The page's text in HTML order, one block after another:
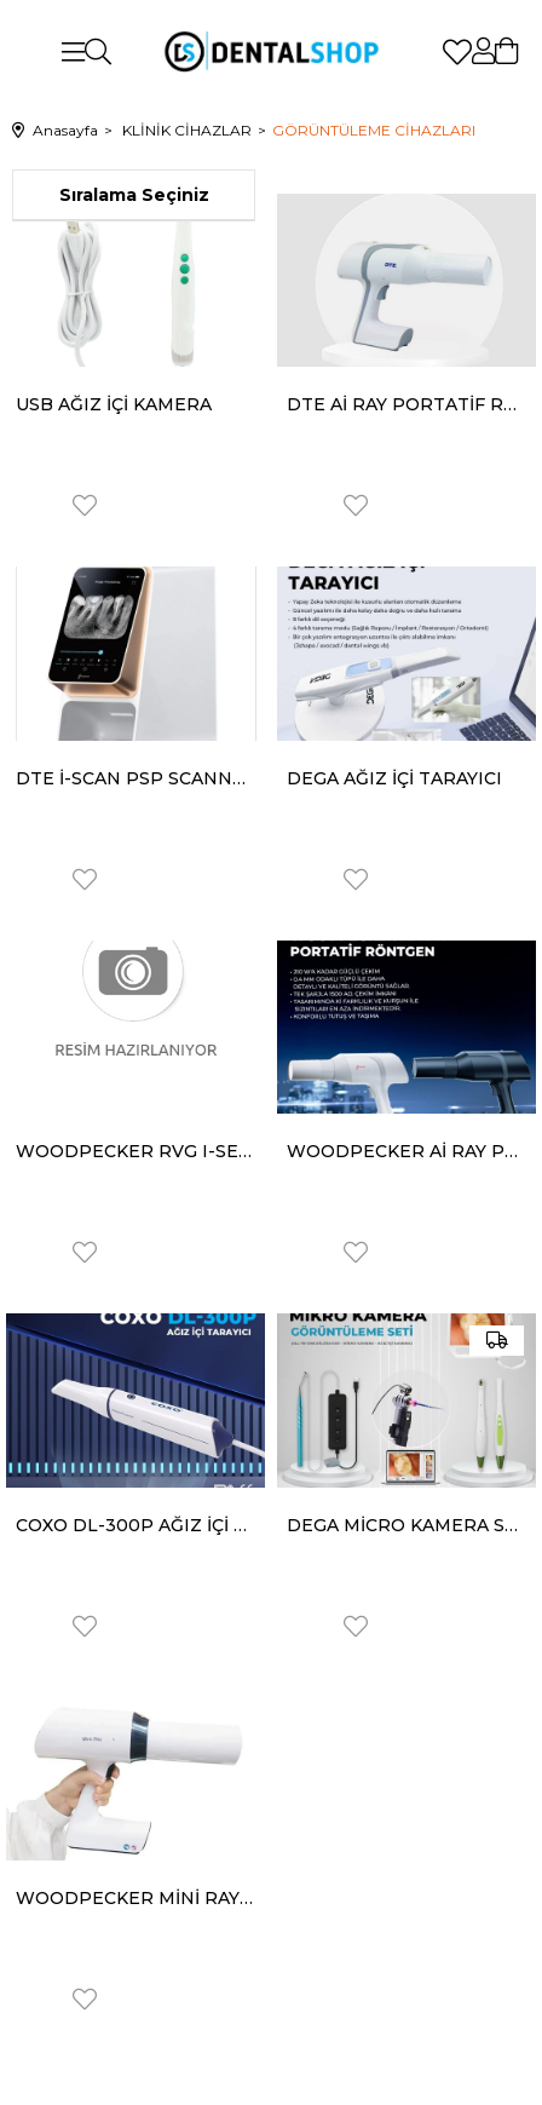
Anasayfa KLİNİK CİHAZLAR GÖRÜNTÜLEME CİHAZLARI
USB AĞIZ İÇİ KAMERA DTE Aİ RAY PORTATİF RÖNTGEN CİHAZI
DTE İ-SCAN PSP SCANNER FOSFOR PLAK CİHAZI DEGA AĞIZ İÇİ TARAYICI
WOODPECKER RVG I-SENSÖR-H1 WOODPECKER Aİ RAY PORTATİF RÖNTGEN
COXO DL-300P AĞIZ İÇİ TARAYICI DEGA MİCRO KAMERA SET (AİO BİLGİSAYAR - MİKRO KAMERA - AĞIZ İÇİ KAMERA)
WOODPECKER MİNİ RAY PORTATİF RÖNTGEN